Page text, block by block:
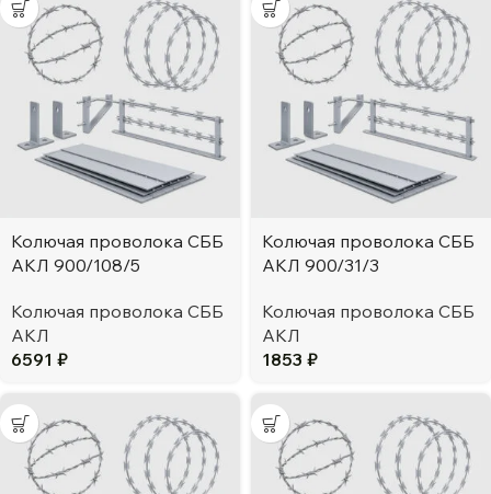
Колючая проволока СББ
АКЛ 900/108/5
Колючая проволока СББ
АКЛ
6591 ₽
Колючая проволока СББ
АКЛ 900/31/3
Колючая проволока СББ
АКЛ
1853 ₽